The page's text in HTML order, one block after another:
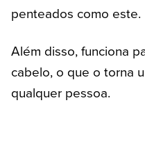
penteados como este.
Além disso, funciona
cabelo, o que o torna
qualquer pessoa.